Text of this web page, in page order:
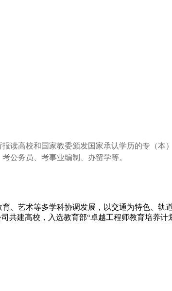
读高校和国家教委颁发国家承认学历的专（本
公务员、考事业编制、办留学等。
、艺术等多学科协调发展，以交通为特色、轨
建高校，入选教育部“卓越工程师教育培养